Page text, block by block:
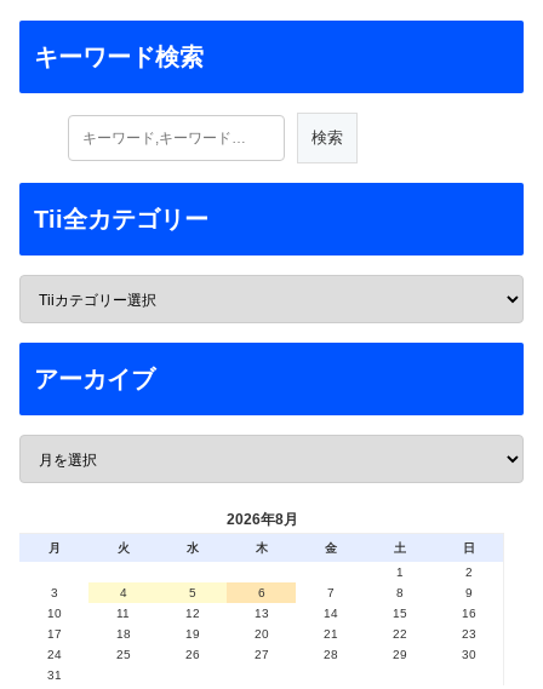
キーワード検索
Tii全カテゴリー
アーカイブ
2026年8月
月 火 水 木 金 土
日
1
2
3
4 5 6 7 8
9
10
11 12 13 14 15
16
17
18 19 20 21 22
23
24
25 26 27 28 29
30
31